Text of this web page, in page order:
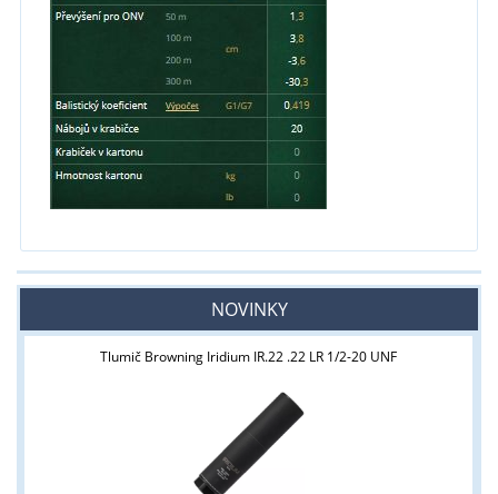
NOVINKY
Tlumič Browning Iridium IR.22 .22 LR 1/2-20 UNF
Tyto stránky jsou určeny pouze odborné veřejnosti od 18 let a
podnikatelům v oblasti zbraně a střelivo. Splňujete tyto
podmínky?